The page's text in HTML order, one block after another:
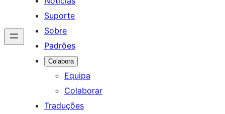
Suporte
Sobre
Padrões
Colabora
Equipa
Colaborar
Traduções